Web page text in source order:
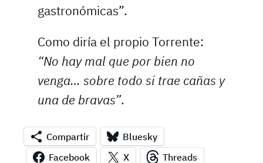
gastronómicas”.
Como diría el propio Torrente:
“No hay mal que por bien no
venga… sobre todo si trae cañas y
una de bravas”.
Compartir
Bluesky
Facebook
X
Threads